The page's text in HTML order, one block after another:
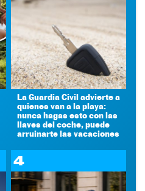
La Guardia Civil advierte a
quienes van a la playa:
nunca hagas esto con las
llaves del coche, puede
arruinarte las vacaciones
4